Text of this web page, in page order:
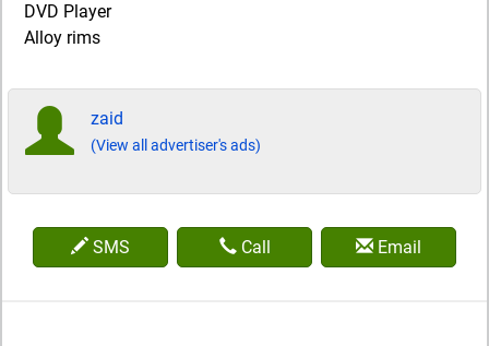
DVD Player
Alloy rims
zaid
(View all advertiser's ads)
SMS Call Email